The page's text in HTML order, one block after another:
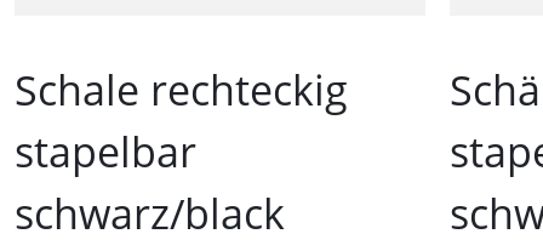
Schale rechteckig
stapelbar
schwarz/black